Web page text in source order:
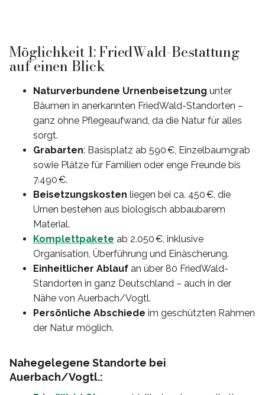
Möglichkeit 1: FriedWald-Bestattung
auf einen Blick
Naturverbundene Urnenbeisetzung unter
Bäumen in anerkannten FriedWald-Standorten –
ganz ohne Pflegeaufwand, da die Natur für alles
sorgt.
Grabarten: Basisplatz ab 590 €, Einzelbaumgrab
sowie Plätze für Familien oder enge Freunde bis
7.490 €.
Beisetzungskosten liegen bei ca. 450 €, die
Urnen bestehen aus biologisch abbaubarem
Material.
Komplettpakete ab 2.050 €, inklusive
Organisation, Überführung und Einäscherung.
Einheitlicher Ablauf an über 80 FriedWald-
Standorten in ganz Deutschland – auch in der
Nähe von Auerbach/Vogtl.
Persönliche Abschiede im geschützten Rahmen
der Natur möglich.
Nahegelegene Standorte bei
Auerbach/Vogtl.: